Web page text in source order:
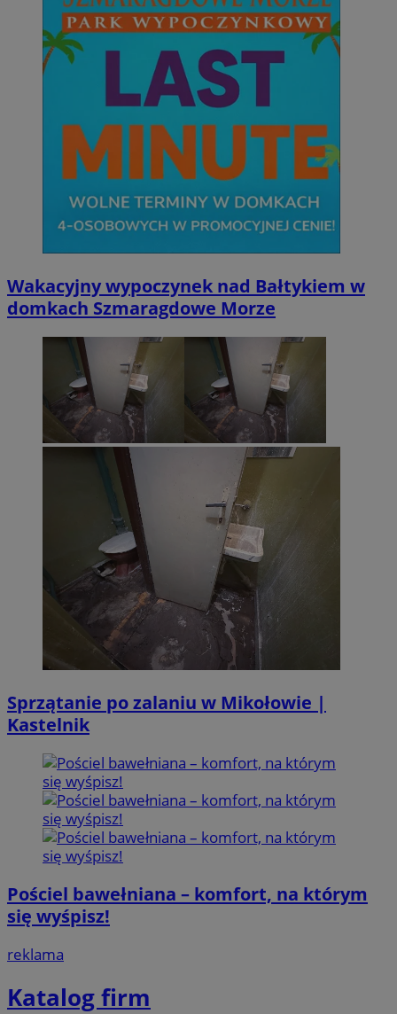
Wakacyjny wypoczynek nad Bałtykiem w
domkach Szmaragdowe Morze
Sprzątanie po zalaniu w Mikołowie |
Kastelnik
Pościel bawełniana – komfort, na którym
się wyśpisz!
reklama
Katalog firm